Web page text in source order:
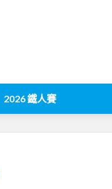
2026 鐵人賽